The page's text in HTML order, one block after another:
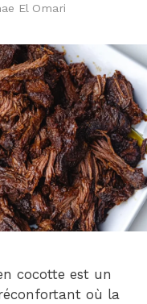
El Omari
cocotte est un
où la